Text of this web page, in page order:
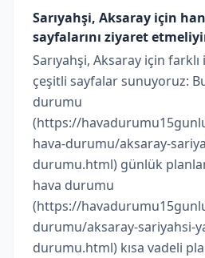
Sarıyahşi, Aksaray için
sayfalarını ziyaret
Sarıyahşi, Aksaray için
çeşitli sayfalar sunuyoruz:
durumu
(https://
hava-durumu/aksaray-
durumu.html) günlük
hava durumu
(https://
durumu/aksaray-sariyahsi-
durumu.html) kısa vadeli